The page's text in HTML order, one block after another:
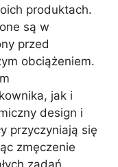
produktach.
są w
przed
obciążeniem.
jak i
design i
przyczyniają się
zmęczenie
zadań.